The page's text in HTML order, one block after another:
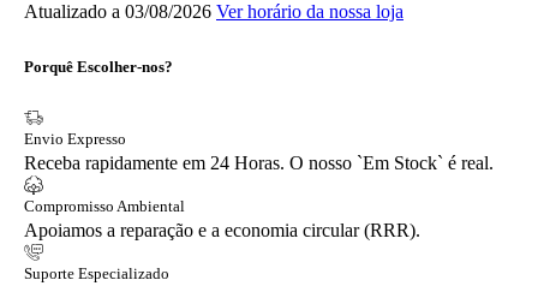
Atualizado a 03/08/2026 Ver horário da nossa loja
Porquê Escolher-nos?
Envio Expresso
Receba rapidamente em 24 Horas. O nosso `Em Stock` é real.
Compromisso Ambiental
Apoiamos a reparação e a economia circular (RRR).
Suporte Especializado